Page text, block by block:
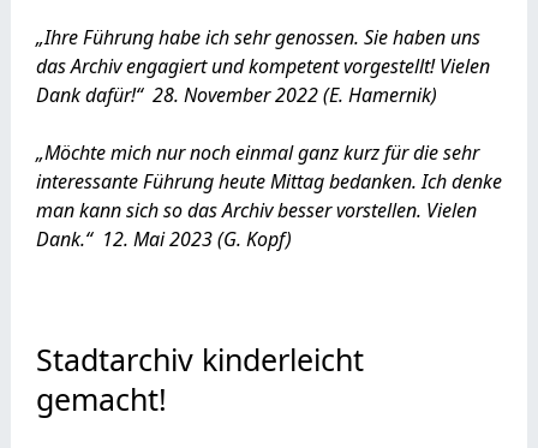
„Ihre Führung habe ich sehr genossen. Sie haben uns
das Archiv engagiert und kompetent vorgestellt! Vielen
Dank dafür!“ 28. November 2022 (E. Hamernik)
„Möchte mich nur noch einmal ganz kurz für die sehr
interessante Führung heute Mittag bedanken. Ich denke
man kann sich so das Archiv besser vorstellen. Vielen
Dank.“ 12. Mai 2023 (G. Kopf)
Stadtarchiv kinderleicht
gemacht!